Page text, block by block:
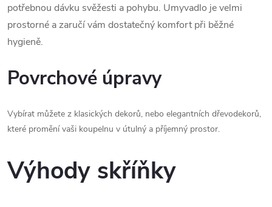
potřebnou dávku svěžesti a pohybu. Umyvadlo je velmi
prostorné a zaručí vám dostatečný komfort při běžné
hygieně.
Povrchové úpravy
Vybírat můžete z klasických dekorů, nebo elegantních dřevodekorů,
které promění vaši koupelnu v útulný a příjemný prostor.
Výhody skříňky